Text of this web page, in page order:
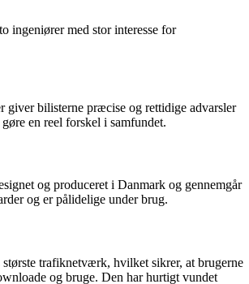
ingeniører med stor interesse for
giver bilisterne præcise og rettidige advarsler
en reel forskel i samfundet.
og produceret i Danmark og gennemgår
og er pålidelige under brug.
trafiknetværk, hvilket sikrer, at brugerne
og bruge. Den har hurtigt vundet